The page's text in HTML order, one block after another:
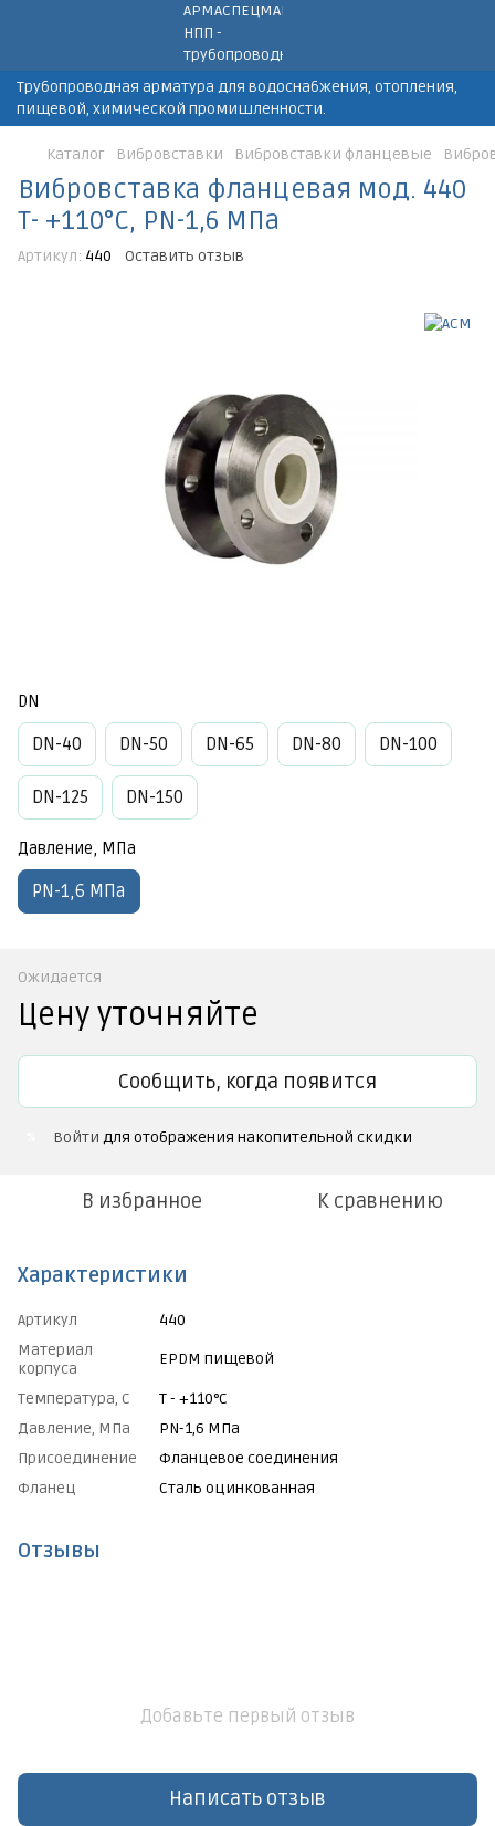
Трубопроводная арматура для водоснабжения, отопления,
пищевой, химической промишленности.
Каталог Вибровставки Вибровставки фланцевые
Вибровставка фланцевая мод. 440
Т- +110°С, PN-1,6 МПа
Артикул: 440 Оставить отзыв
DN
DN-40 DN-50 DN-65 DN-80 DN-100
DN-125 DN-150
Давление, МПа
PN-1,6 МПа
Ожидается
Цену уточняйте
Сообщить, когда появится
Войти для отображения накопительной скидки
В избранное К сравнению
Характеристики
Артикул
440
Материал
корпуса
EPDM пищевой
Температура, С
Т - +110°C
Давление, МПа
PN-1,6 МПа
Присоединение
Фланцевое соединения
Фланец
Сталь оцинкованная
Отзывы
Добавьте первый отзыв
Написать отзыв